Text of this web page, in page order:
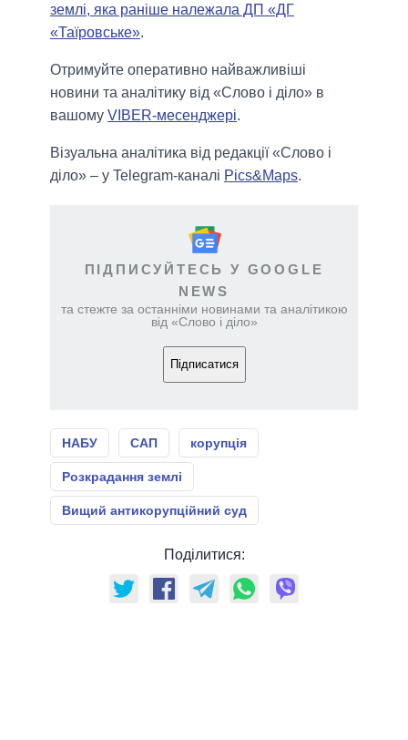
землі, яка раніше належала ДП «ДГ
«Таїровське».
Отримуйте оперативно найважливіші
новини та аналітику від «Слово і діло» в
вашому VIBER-месенджері.
Візуальна аналітика від редакції «Слово і
діло» – у Telegram-каналі Pics&Maps.
ПІДПИСУЙТЕСЬ У GOOGLE
NEWS
та стежте за останніми новинами та аналітикою
від «Слово і діло»
Підписатися
НАБУ САП корупція
Розкрадання землі
Вищий антикорупційний суд
Поділитися: